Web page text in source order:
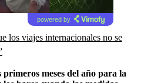
powered by
los viajes internacionales no se
meses del año para la